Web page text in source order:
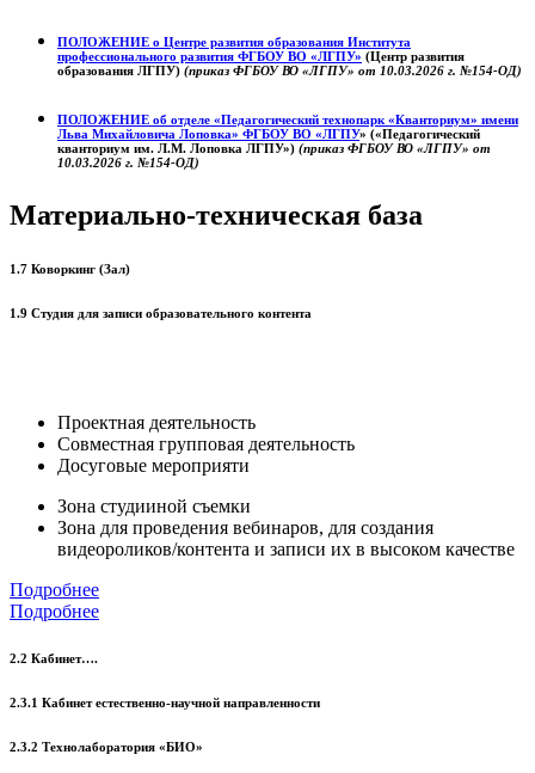
ПОЛОЖЕНИЕ о Центре развития образования Института
профессионального развития ФГБОУ ВО «ЛГПУ» (Центр развития
образования ЛГПУ) (приказ ФГБОУ ВО «ЛГПУ» от 10.03.2026 г. №154-ОД)
ПОЛОЖЕНИЕ об отделе «Педагогический технопарк «Кванториум» имени
Льва Михайловича Лоповка» ФГБОУ ВО «ЛГПУ» («Педагогический
кванториум им. Л.М. Лоповка ЛГПУ») (приказ ФГБОУ ВО «ЛГПУ» от
10.03.2026 г. №154-ОД)
Материально-техническая база
1.7 Коворкинг (Зал)
1.9 Студия для записи образовательного контента
Проектная деятельность
Совместная групповая деятельность
Досуговые мероприяти
Зона студииной съемки
Зона для проведения вебинаров, для создания
видеороликов/контента и записи их в высоком качестве
Подробнее
Подробнее
2.2 Кабинет….
2.3.1 Кабинет естественно-научной направленности
2.3.2 Технолаборатория «БИО»